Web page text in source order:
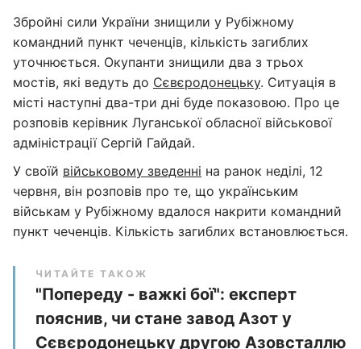
Збройні сили України знищили у Рубіжному
командний пункт чеченців, кількість загиблих
уточнюється. Окупанти знищили два з трьох
мостів, які ведуть до Сєвєродонецьку. Ситуація в
місті наступні два-три дні буде показовою. Про це
розповів керівник Луганської обласної військової
адміністрації Сергій Гайдай.
У своїй військовому зведенні на ранок неділі, 12
червня, він розповів про те, що українським
військам у Рубіжному вдалося накрити командний
пункт чеченців. Кількість загиблих встановлюється.
ЧИТАЙТЕ ТАКОЖ
"Попереду - важкі бої": експерт
пояснив, чи стане завод Азот у
Сєвєродонецьку другою Азовсталлю